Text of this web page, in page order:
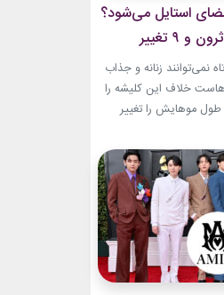
استایل می‌شود؟
موهای کوتاه شارلیز ثرون و ۹ تغییر
زنانه و جذاب
خلاف این کلیشه را
طول موهایش را تغییر
تا فرم‌های ساختاریافته،
فشن تبدیل شده